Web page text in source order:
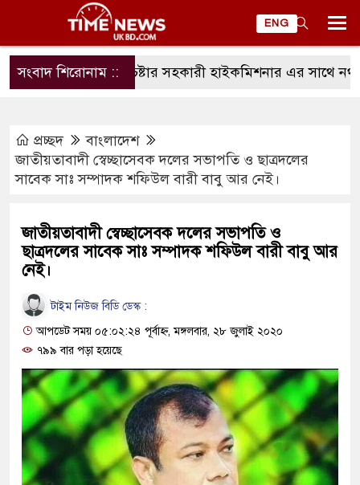
ENG
সংবাদ শিরোনাম ::ম্যানচেষ্টার সহকারী হাইকমিশনার এর সাথে নর্থ
প্রচ্ছদ
বাংলাদেশ
জাতীয়তাবাদী স্বেচ্ছাসেবক দলের সভাপতি ও ছাত্রদলের
সাবেক সাঃ সম্পাদক শফিউল বারী বাবু আর নেই।
জাতীয়তাবাদী স্বেচ্ছাসেবক দলের সভাপতি ও
ছাত্রদলের সাবেক সাঃ সম্পাদক শফিউল বারী বাবু আর
নেই।
টাইম নিউজ বিডি ডেস্ক :
আপডেট সময় ০৫:০২:২৪ পূর্বাহ্ন, মঙ্গলবার, ২৮ জুলাই ২০২০
৭৯৯ বার পড়া হয়েছে